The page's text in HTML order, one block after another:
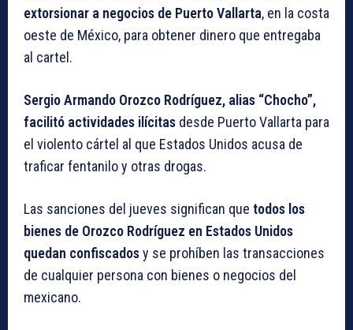
extorsionar a negocios de Puerto Vallarta, en la costa
oeste de México, para obtener dinero que entregaba
al cartel.
Sergio Armando Orozco Rodríguez, alias “Chocho”,
facilitó actividades ilícitas desde Puerto Vallarta para
el violento cártel al que Estados Unidos acusa de
traficar fentanilo y otras drogas.
Las sanciones del jueves significan que todos los
bienes de Orozco Rodríguez en Estados Unidos
quedan confiscadosy se prohíben las transacciones
de cualquier persona con bienes o negocios del
mexicano.